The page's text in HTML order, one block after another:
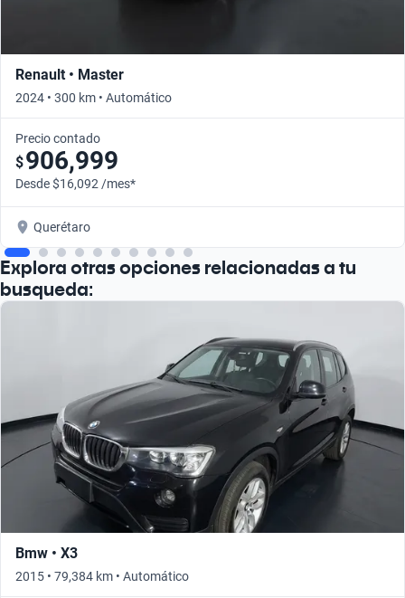
Renault • Master
2024 • 300 km • Automático
Precio contado
$906,999
Desde $16,092 /mes*
Querétaro
Explora otras opciones relacionadas a tu
busqueda:
Bmw • X3
2015 • 79,384 km • Automático